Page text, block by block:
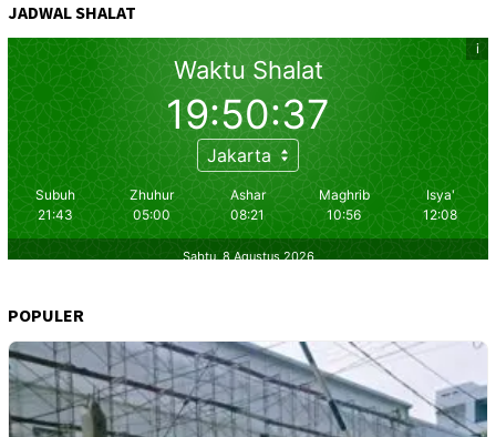
JADWAL SHALAT
POPULER